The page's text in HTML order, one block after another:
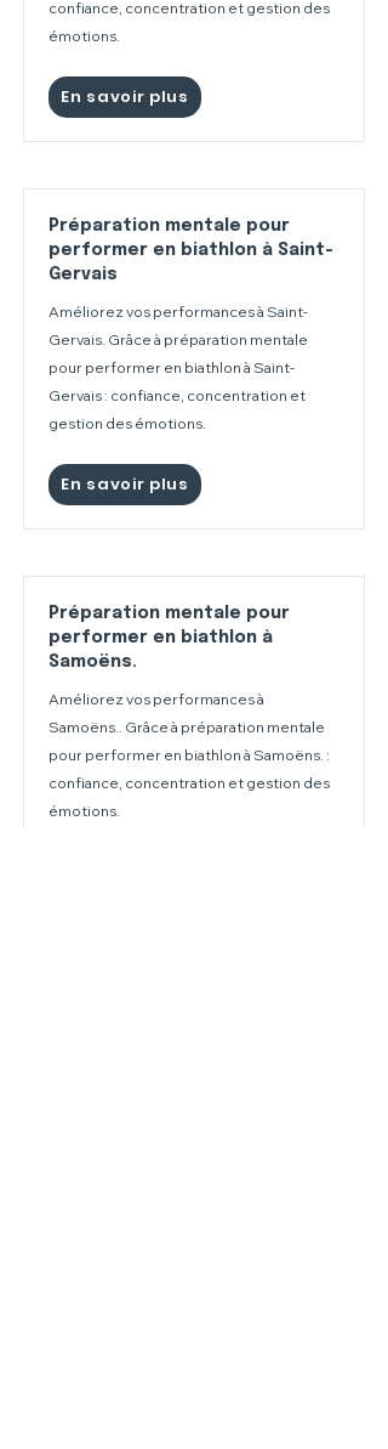
confiance, concentration et gestion des
émotions.
En savoir plus
Préparation mentale pour
performer en biathlon à Saint-
Gervais
Améliorez vos performances à Saint-
Gervais. Grâce à préparation mentale
pour performer en biathlon à Saint-
Gervais : confiance, concentration et
gestion des émotions.
En savoir plus
Préparation mentale pour
performer en biathlon à
Samoëns.
Améliorez vos performances à
Samoëns.. Grâce à préparation mentale
pour performer en biathlon à Samoëns. :
confiance, concentration et gestion des
émotions.